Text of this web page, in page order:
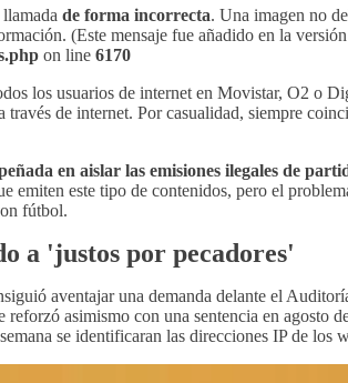
de forma incorrecta. Una imagen no
(Este mensaje fue añadido en la
on line 6170
los usuarios de internet en Movistar, O2 o
de internet. Por casualidad, siempre
en aislar las emisiones ilegales de
emiten este tipo de contenidos, pero el
fútbol.
a 'justos por pecadores'
aventajar una demanda delante el
reforzó asimismo con una sentencia en agosto
se identificaran las direcciones IP de